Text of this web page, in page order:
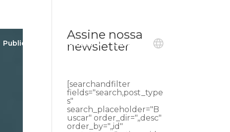
Publicações Ouvidoria Contato
Assine nossa
newsletter
[searchandfilter
fields="search,post_type
s"
search_placeholder="B
uscar" order_dir=",,desc"
order_by=",,id"